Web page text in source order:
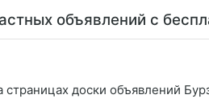
объявлений с
страницах доски объявлений